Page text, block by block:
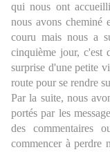
qui nous ont
nous avons cheminé
couru mais nous a
cinquième jour, c'est
surprise d'une petite
route pour se rendre
Par la suite, nous
portés par les
des commentaires
commencer à perdre